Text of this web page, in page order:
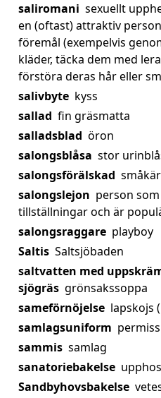
saliromani sexuellt
en (oftast) attraktiv
föremål (exempelvis
kläder, täcka dem med
förstöra deras hår eller
salivbyte kyss
sallad fin gräsmatta
salladsblad öron
salongsblåsa stor
salongsförälskad småkär
salongslejon person
tillställningar och är
salongsraggare playboy
Saltis Saltsjöbaden
saltvatten med
sjögräs grönsakssoppa
sameförnöjelse lapskojs
samlagsuniform
sammis samlag
sanatoriebakelse
Sandbyhovsbakelse